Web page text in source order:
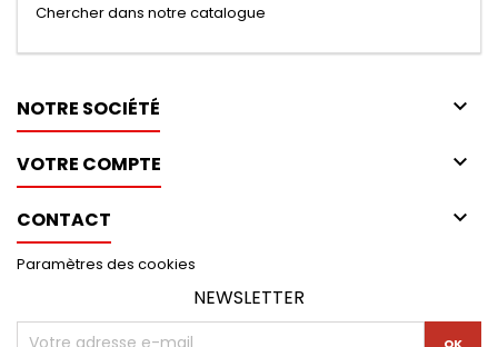
Chercher dans notre catalogue
NOTRE SOCIÉTÉ 
VOTRE COMPTE 
CONTACT 
Paramètres des cookies
NEWSLETTER